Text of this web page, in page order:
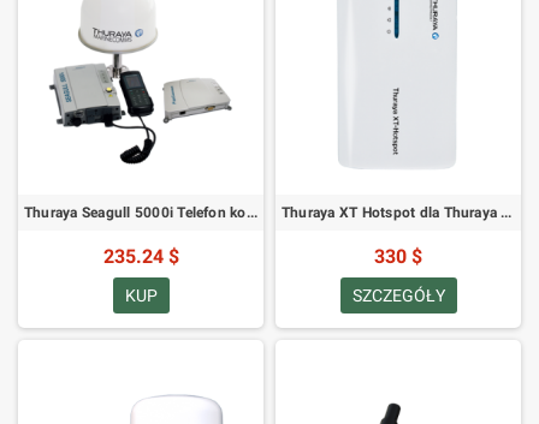
Thuraya Seagull 5000i Telefon komórkowy
235.24 $
KUP
Thuraya XT Hotspot dla Thuraya XT, XT-PRO, XT-PRO DUAL
330 $
SZCZEGÓŁY